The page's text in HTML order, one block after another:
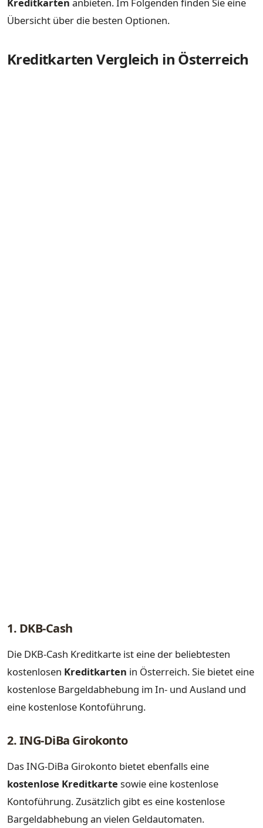
Kreditkarten anbieten. Im Folgenden finden Sie eine
Übersicht über die besten Optionen.
Kreditkarten Vergleich in Österreich
1. DKB-Cash
Die DKB-Cash Kreditkarte ist eine der beliebtesten
kostenlosen Kreditkarten in Österreich. Sie bietet eine
kostenlose Bargeldabhebung im In- und Ausland und
eine kostenlose Kontoführung.
2. ING-DiBa Girokonto
Das ING-DiBa Girokonto bietet ebenfalls eine
kostenlose Kreditkarte sowie eine kostenlose
Kontoführung. Zusätzlich gibt es eine kostenlose
Bargeldabhebung an vielen Geldautomaten.